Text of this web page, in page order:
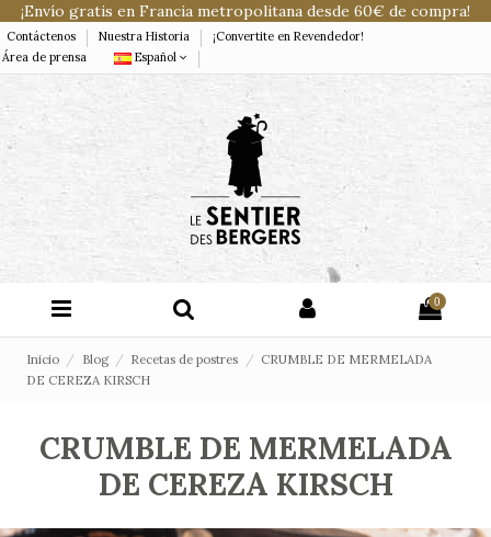
¡Envío gratis en Francia metropolitana desde 60€ de compra!
Contáctenos Nuestra Historia
¡Convertite en Revendedor!
Área de prensa
Español
0
Inicio Blog Recetas de postres
CRUMBLE DE MERMELADA
DE CEREZA KIRSCH
CRUMBLE DE MERMELADA
DE CEREZA KIRSCH